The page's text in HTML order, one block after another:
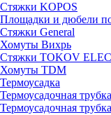
Стяжки KOPOS
Площадки и дюбели
Стяжки General
Хомуты Вихрь
Стяжки TOKOV
Хомуты TDM
Термоусадка
Термоусадочная
Термоусадочная